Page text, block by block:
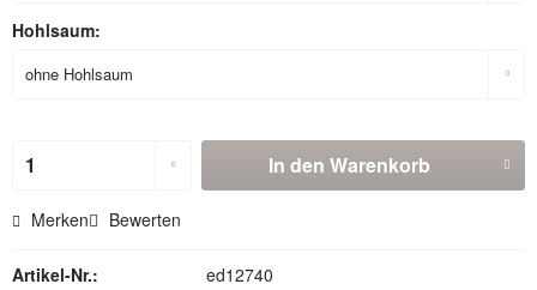
Hohlsaum:
In den Warenkorb
Merken Bewerten
Artikel-Nr.: ed12740